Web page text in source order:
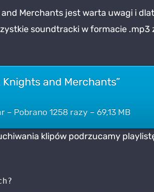
Merchants jest warta uwagi i
soundtracki w formacie .mp3
Knights and Merchants”
– Pobrano 1258 razy – 69,13 MB
klipów podrzucamy